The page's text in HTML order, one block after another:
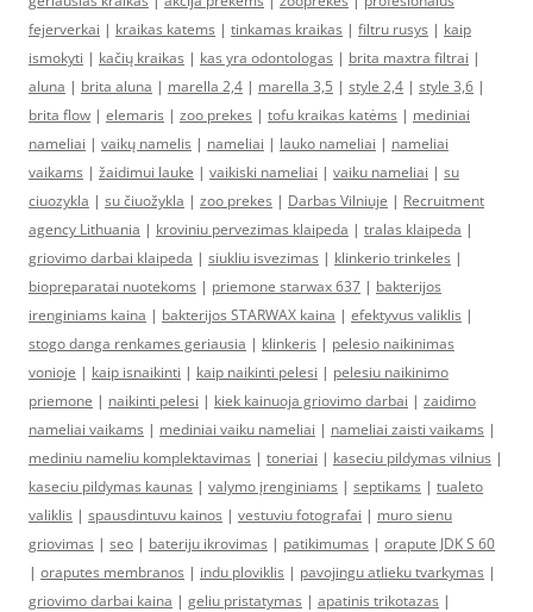
fejerverkai | kraikas katems | tinkamas kraikas | filtru rusys | kaip
ismokyti | kačių kraikas | kas yra odontologas | brita maxtra filtrai |
aluna | brita aluna | marella 2,4 | marella 3,5 | style 2,4 | style 3,6 |
brita flow | elemaris | zoo prekes | tofu kraikas katėms | mediniai
nameliai | vaikų namelis | nameliai | lauko nameliai | nameliai
vaikams | žaidimui lauke | vaikiski nameliai | vaiku nameliai | su
ciuozykla | su čiuožykla | zoo prekes | Darbas Vilniuje | Recruitment
agency Lithuania | kroviniu pervezimas klaipeda | tralas klaipeda |
griovimo darbai klaipeda | siukliu isvezimas | klinkerio trinkeles |
biopreparatai nuotekoms | priemone starwax 637 | bakterijos
irenginiams kaina | bakterijos STARWAX kaina | efektyvus valiklis |
stogo danga renkames geriausia | klinkeris | pelesio naikinimas
vonioje | kaip isnaikinti | kaip naikinti pelesi | pelesiu naikinimo
priemone | naikinti pelesi | kiek kainuoja griovimo darbai | zaidimo
nameliai vaikams | mediniai vaiku nameliai | nameliai zaisti vaikams |
mediniu nameliu komplektavimas | toneriai | kaseciu pildymas vilnius |
kaseciu pildymas kaunas | valymo įrenginiams | septikams | tualeto
valiklis | spausdintuvu kainos | vestuviu fotografai | muro sienu
griovimas | seo | bateriju ikrovimas | patikimumas | orapute JDK S 60
| oraputes membranos | indu ploviklis | pavojingu atlieku tvarkymas |
griovimo darbai kaina | geliu pristatymas | apatinis trikotazas |